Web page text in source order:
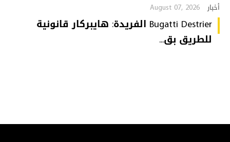
أخبار August 07, 2026
Bugatti Destrier الفريدة: هايبركار قانونية
للطريق بق...